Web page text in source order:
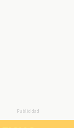
Publicidad